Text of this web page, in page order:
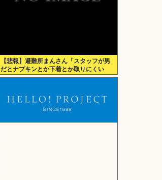
【悲報】避難所まんさん「スタッフが男
だとナプキンとか下着とか取りにくい
の！！」